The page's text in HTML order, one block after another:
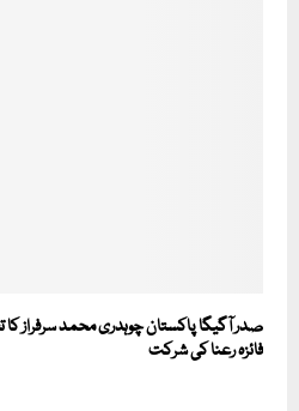
صدر آگیگا پاکستان چوہدری محمد سرفراز کا
فائزہ رعنا کی شرکت